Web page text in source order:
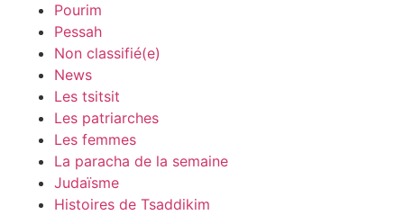
Pourim
Pessah
Non classifié(e)
News
Les tsitsit
Les patriarches
Les femmes
La paracha de la semaine
Judaïsme
Histoires de Tsaddikim